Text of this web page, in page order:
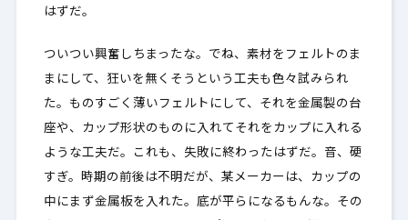
はずだ。
ついつい興奮しちまったな。でね、素材をフェルトのま
まにして、狂いを無くそうという工夫も色々試みられ
た。ものすごく薄いフェルトにして、それを金属製の台
座や、カップ形状のものに入れてそれをカップに入れる
ような工夫だ。これも、失敗に終わったはずだ。音、硬
すぎ。時期の前後は不明だが、某メーカーは、カップの
中にまず金属板を入れた。底が平らになるもんな。その